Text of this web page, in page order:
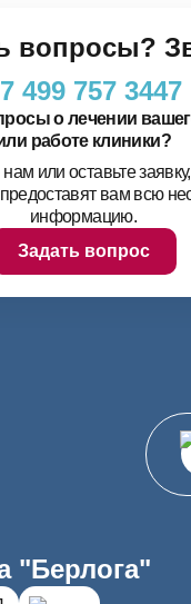
вопросы?
499 757 3447
о лечении
работе клиники?
или оставьте
вам всю
информацию.
Задать вопрос
"Берлога"